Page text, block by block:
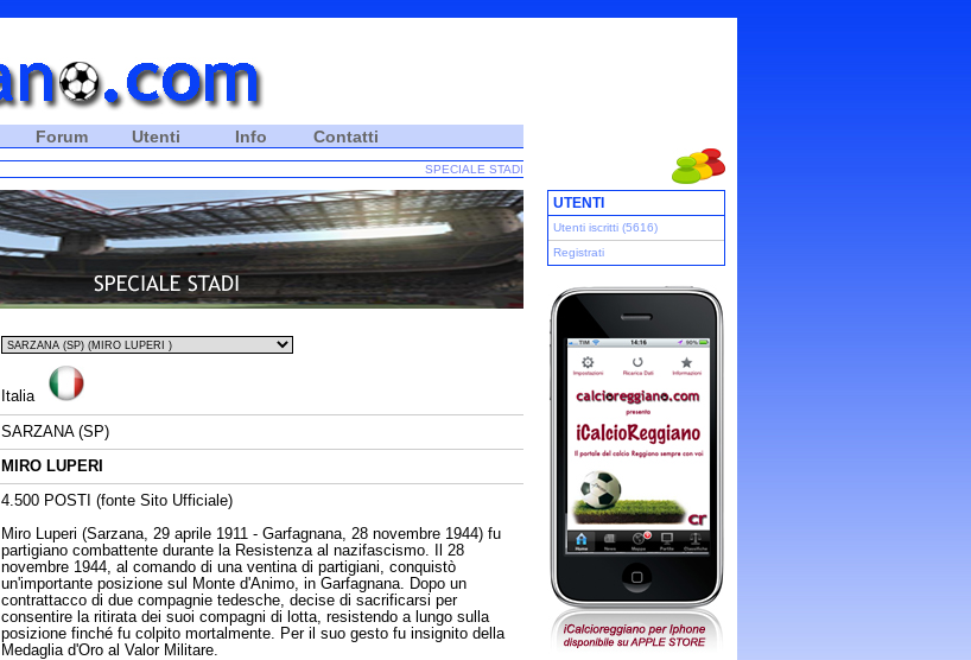
Forum Utenti Info Contatti
SPECIALE STADI
Italia
SARZANA (SP)
MIRO LUPERI
4.500 POSTI (fonte Sito Ufficiale)
Miro Luperi (Sarzana, 29 aprile 1911 - Garfagnana, 28 novembre 1944) fu
partigiano combattente durante la Resistenza al nazifascismo. Il 28
novembre 1944, al comando di una ventina di partigiani, conquistò
un'importante posizione sul Monte d'Animo, in Garfagnana. Dopo un
contrattacco di due compagnie tedesche, decise di sacrificarsi per
consentire la ritirata dei suoi compagni di lotta, resistendo a lungo sulla
posizione finché fu colpito mortalmente. Per il suo gesto fu insignito della
Medaglia d'Oro al Valor Militare.
UTENTI
Utenti iscritti (5616)
Registrati